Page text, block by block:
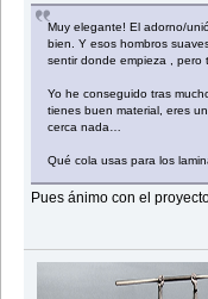
Muy elegante! El adorno/
bien. Y esos hombros
sentir donde empieza , pero
Yo he conseguido tras
tienes buen material, eres
cerca nada…
Qué cola usas para los
Pues ánimo con el